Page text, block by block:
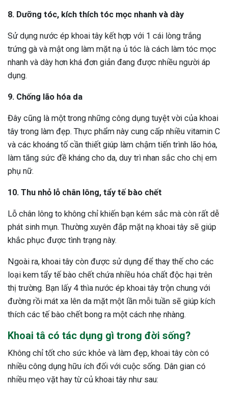
8. Dưỡng tóc, kích thích tóc mọc nhanh và dày
Sử dụng nước ép khoai tây kết hợp với 1 cái lòng trắng
trứng gà và mật ong làm mặt nạ ủ tóc là cách làm tóc mọc
nhanh và dày hơn khá đơn giản đang được nhiều người áp
dụng.
9. Chống lão hóa da
Đây cũng là một trong những công dụng tuyệt vời của khoai
tây trong làm đẹp. Thực phẩm này cung cấp nhiều vitamin C
và các khoáng tố cần thiết giúp làm chậm tiến trình lão hóa,
làm tăng sức đề kháng cho da, duy trì nhan sắc cho chị em
phụ nữ.
10. Thu nhỏ lỗ chân lông, tẩy tế bào chết
Lỗ chân lông to không chỉ khiến bạn kém sắc mà còn rất dễ
phát sinh mụn. Thường xuyên đắp mặt nạ khoai tây sẽ giúp
khắc phục được tình trạng này.
Ngoài ra, khoai tây còn được sử dụng để thay thế cho các
loại kem tẩy tế bào chết chứa nhiều hóa chất độc hại trên
thị trường. Bạn lấy 4 thìa nước ép khoai tây trộn chung với
đường rồi mát xa lên da mặt một lần mỗi tuần sẽ giúp kích
thích các tế bào chết bong ra một cách nhẹ nhàng.
Khoai tâ có tác dụng gì trong đời sống?
Không chỉ tốt cho sức khỏe và làm đẹp, khoai tây còn có
nhiều công dụng hữu ích đối với cuộc sống. Dân gian có
nhiều mẹo vặt hay từ củ khoai tây như sau: